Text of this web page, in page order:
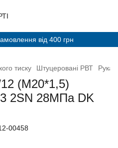
від 400 грн
тиску Штуцеровані РВТ
(М20*1,5)
2SN 28МПа DK
00458